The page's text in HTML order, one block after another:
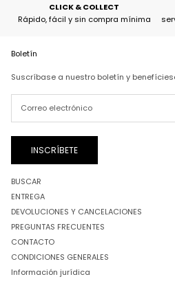
CLICK & COLLECT
Rápido, fácil y sin compra mínima
Boletín
Suscríbase a nuestro boletín y
INSCRÍBETE
BUSCAR
ENTREGA
DEVOLUCIONES Y CANCELACIONES
PREGUNTAS FRECUENTES
CONTACTO
CONDICIONES GENERALES
Información jurídica